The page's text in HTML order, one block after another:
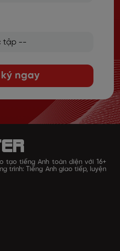
ngay
tạo tiếng Anh toàn diện với 16+
trình: Tiếng Anh giao tiếp, luyện